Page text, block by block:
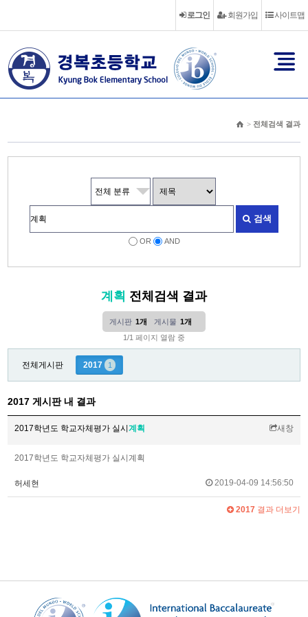
사이트맵
회원가입
로그인
> 전체검색 결과
검색
OR AND
계획 전체검색 결과
게시판 1개 게시물 1개
1/1 페이지 열람 중
전체게시판 2017 1
2017 게시판 내 결과
2017학년도 학교자체평가 실시계획 새창
2017학년도 학교자체평가 실시계획
허세현 2019-04-09 14:56:50
2017결과 더보기